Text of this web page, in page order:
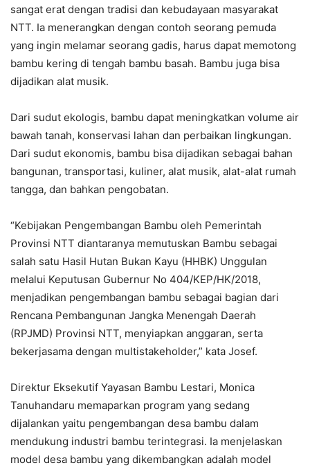
sangat erat dengan tradisi dan kebudayaan masyarakat
NTT. Ia menerangkan dengan contoh seorang pemuda
yang ingin melamar seorang gadis, harus dapat memotong
bambu kering di tengah bambu basah. Bambu juga bisa
dijadikan alat musik.
Dari sudut ekologis, bambu dapat meningkatkan volume air
bawah tanah, konservasi lahan dan perbaikan lingkungan.
Dari sudut ekonomis, bambu bisa dijadikan sebagai bahan
bangunan, transportasi, kuliner, alat musik, alat-alat rumah
tangga, dan bahkan pengobatan.
“Kebijakan Pengembangan Bambu oleh Pemerintah
Provinsi NTT diantaranya memutuskan Bambu sebagai
salah satu Hasil Hutan Bukan Kayu (HHBK) Unggulan
melalui Keputusan Gubernur No 404/KEP/HK/2018,
menjadikan pengembangan bambu sebagai bagian dari
Rencana Pembangunan Jangka Menengah Daerah
(RPJMD) Provinsi NTT, menyiapkan anggaran, serta
bekerjasama dengan multistakeholder,” kata Josef.
Direktur Eksekutif Yayasan Bambu Lestari, Monica
Tanuhandaru memaparkan program yang sedang
dijalankan yaitu pengembangan desa bambu dalam
mendukung industri bambu terintegrasi. Ia menjelaskan
model desa bambu yang dikembangkan adalah model